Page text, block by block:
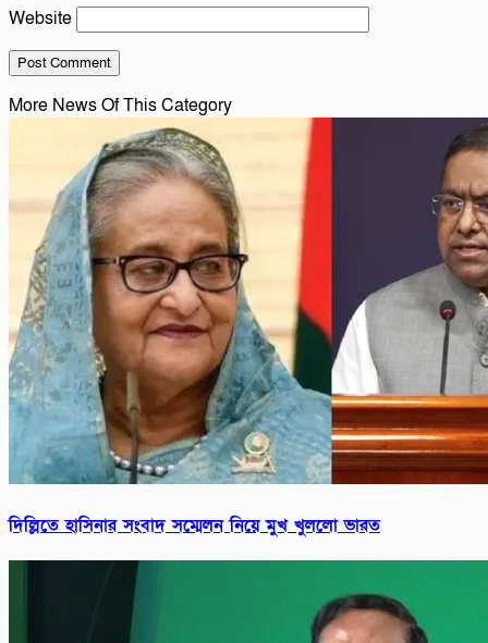
Website
More News Of This Category
দিল্লিতে হাসিনার সংবাদ সম্মেলন নিয়ে মুখ খুললো ভারত